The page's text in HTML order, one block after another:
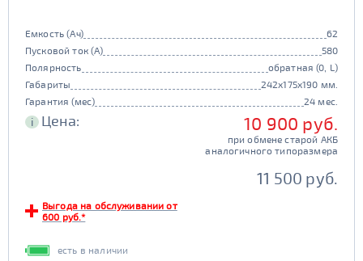
Емкость (Ач)
62
Пусковой ток (А)
580
Полярность
обратная (0, L)
Габариты
242x175x190 мм.
Гарантия (мес)
24 мес.
i Цена: 10 900 руб.
при обмене старой АКБ
аналогичного типоразмера
11 500 руб.
Выгода на обслуживании от
600 руб.*
есть в наличии